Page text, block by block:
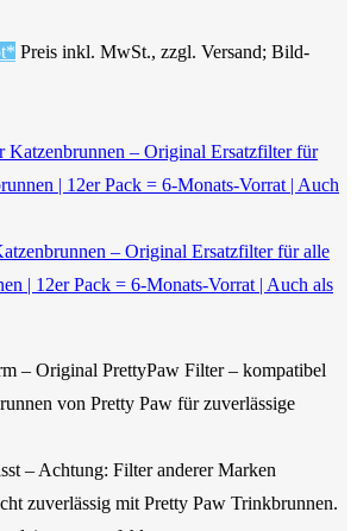
Preis inkl. MwSt., zzgl. Versand; Bild-
– Original Ersatzfilter für alle
| 12er Pack = 6-Monats-Vorrat | Auch als
– Original PrettyPaw Filter – kompatibel
von Pretty Paw für zuverlässige
– Achtung: Filter anderer Marken
zuverlässig mit Pretty Paw Trinkbrunnen.